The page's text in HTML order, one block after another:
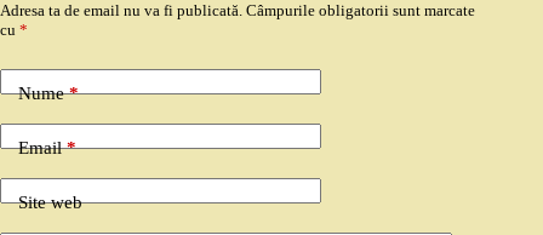
Adresa ta de email nu va fi publicată. Câmpurile obligatorii sunt marcate
cu *
Nume*
Email*
Site web